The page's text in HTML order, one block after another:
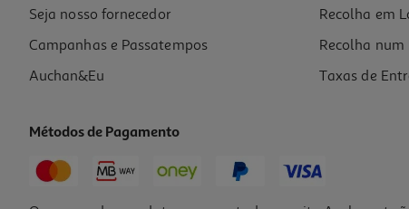
Seja nosso fornecedor
Campanhas e Passatempos
Auchan&Eu
Recolha em
Recolha num
Taxas de
Métodos de Pagamento